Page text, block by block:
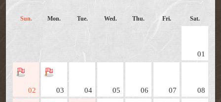
Sun. Mon. Tue. Wed. Thu. Fri. Sat.
01
02 03 04 05 06 07 08